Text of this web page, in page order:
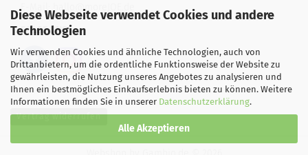
Diese Webseite verwendet Cookies und andere
Technologien
Wir verwenden Cookies und ähnliche Technologien, auch von
Drittanbietern, um die ordentliche Funktionsweise der Website zu
gewährleisten, die Nutzung unseres Angebotes zu analysieren und
Ihnen ein bestmögliches Einkaufserlebnis bieten zu können. Weitere
Informationen finden Sie in unserer Datenschutzerklärung.
Alle Akzeptieren
E-Mail:
hallo@moreJOE.de
FOLGE UNS!
Vertrag widerrufen